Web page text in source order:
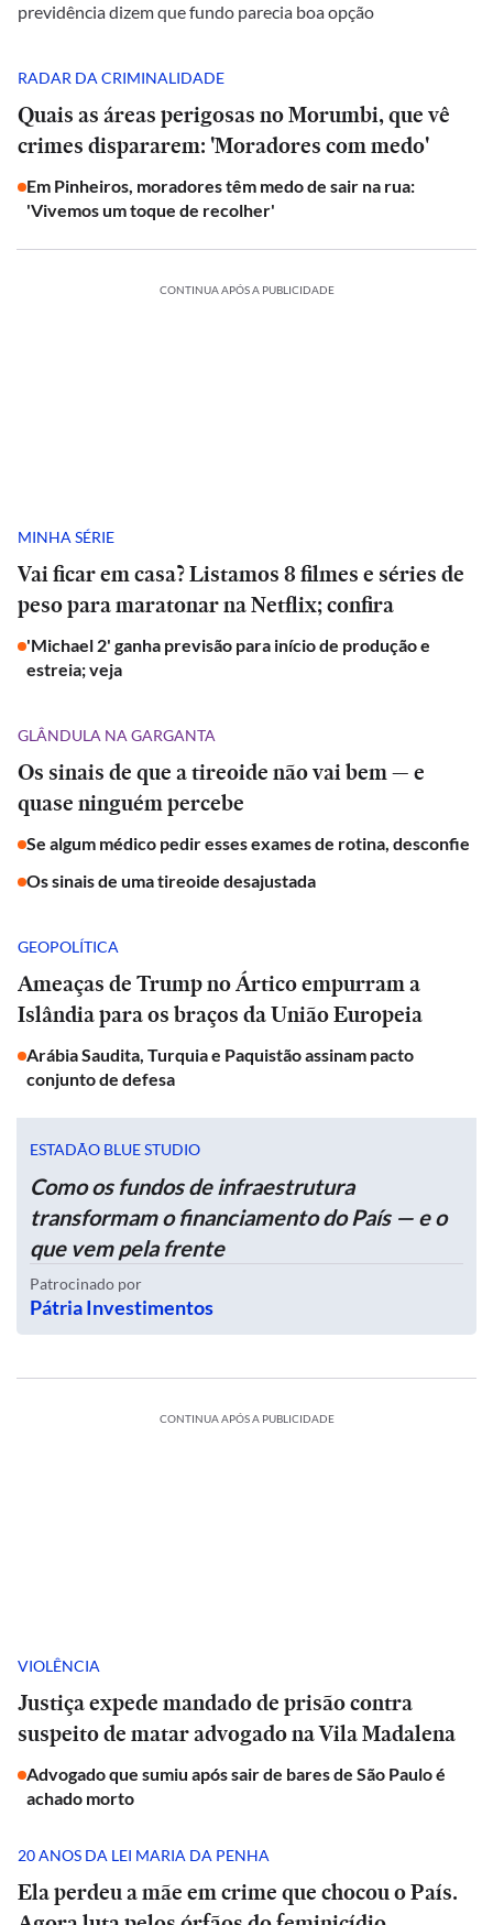
previdência dizem que fundo parecia boa opção
RADAR DA CRIMINALIDADE
Quais as áreas perigosas no Morumbi, que vê
crimes dispararem: 'Moradores com medo'
Em Pinheiros, moradores têm medo de sair na rua:
'Vivemos um toque de recolher'
CONTINUA APÓS A PUBLICIDADE
MINHA SÉRIE
Vai ficar em casa? Listamos 8 filmes e séries de
peso para maratonar na Netflix; confira
'Michael 2' ganha previsão para início de produção e
estreia; veja
GLÂNDULA NA GARGANTA
Os sinais de que a tireoide não vai bem — e
quase ninguém percebe
Se algum médico pedir esses exames de rotina, desconfie
Os sinais de uma tireoide desajustada
GEOPOLÍTICA
Ameaças de Trump no Ártico empurram a
Islândia para os braços da União Europeia
Arábia Saudita, Turquia e Paquistão assinam pacto
conjunto de defesa
ESTADÃO BLUE STUDIO
Como os fundos de infraestrutura
transformam o financiamento do País — e o
que vem pela frente
Patrocinado por
Pátria Investimentos
CONTINUA APÓS A PUBLICIDADE
VIOLÊNCIA
Justiça expede mandado de prisão contra
suspeito de matar advogado na Vila Madalena
Advogado que sumiu após sair de bares de São Paulo é
achado morto
20 ANOS DA LEI MARIA DA PENHA
Ela perdeu a mãe em crime que chocou o País.